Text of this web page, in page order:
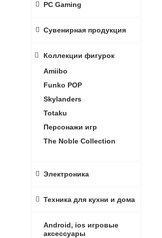
PC Gaming
Сувенирная продукция
Коллекции фигурок
Amiibo
Funko POP
Skylanders
Totaku
Персонажи игр
The Noble Collection
Электроника
Техника для кухни и дома
Android, ios игровые
аксессуары